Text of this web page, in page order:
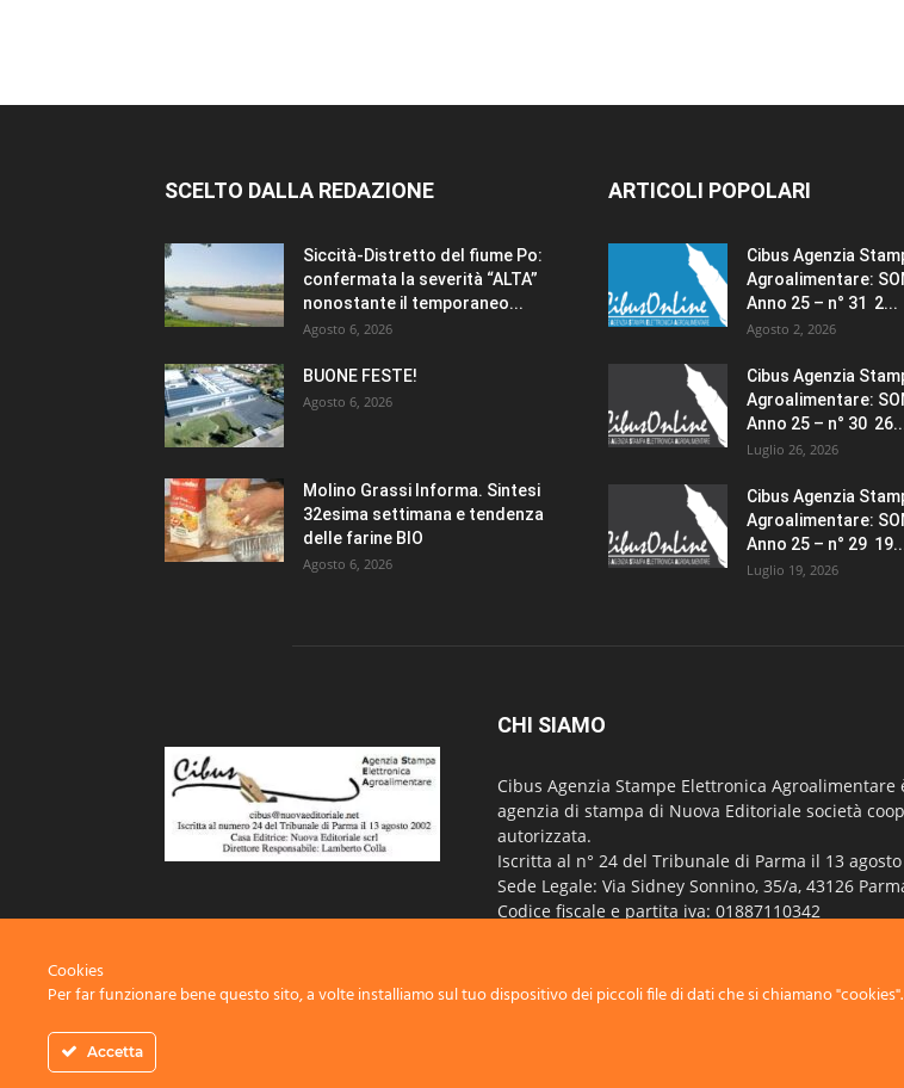
SCELTO DALLA REDAZIONE
Siccità-Distretto del fiume Po:
confermata la severità “ALTA”
nonostante il temporaneo...
Agosto 6, 2026
BUONE FESTE!
Agosto 6, 2026
Molino Grassi Informa. Sintesi
32esima settimana e tendenza
delle farine BIO
Agosto 6, 2026
ARTICOLI POPOLARI
Cibus Agenzia
Agroalimentare:
Anno 25 – n° 31 2...
Agosto 2, 2026
Cibus Agenzia
Agroalimentare:
Anno 25 – n° 30
Luglio 26, 2026
Cibus Agenzia
Agroalimentare:
Anno 25 – n° 29
Luglio 19, 2026
CHI SIAMO
Cibus Agenzia Stampe Elettronica Agroalimentare
agenzia di stampa di Nuova Editoriale società
autorizzata.
Iscritta al n° 24 del Tribunale di Parma il 13 agosto
Sede Legale: Via Sidney Sonnino, 35/a, 43126
Codice fiscale e partita iva: 01887110342
Contattaci: info@nuovaeditoriale.net
Cookies
Per far funzionare bene questo sito, a volte installiamo sul tuo dispositivo dei piccoli file di dati che si chiamano
Accetta